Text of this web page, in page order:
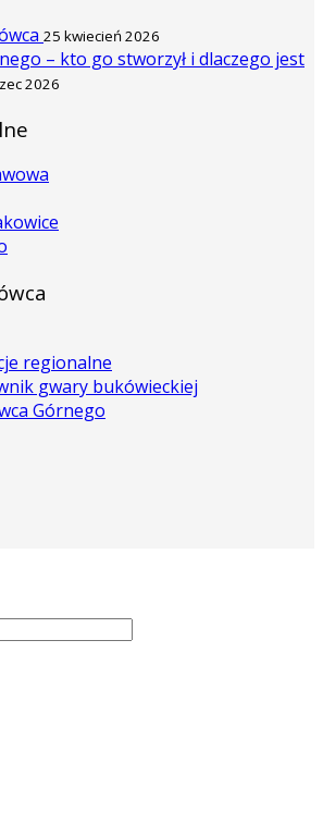
25 kwiecień 2026
– kto go stworzył i dlaczego jest
2026
regionalne
gwary bukówieckiej
Górnego